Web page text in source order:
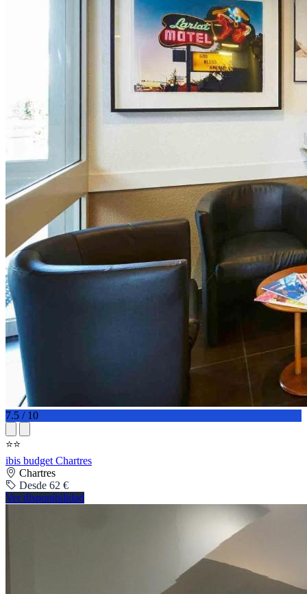
7.5 / 10
⭐⭐
ibis budget Chartres
Chartres
Desde 62 €
Ver disponibilidad